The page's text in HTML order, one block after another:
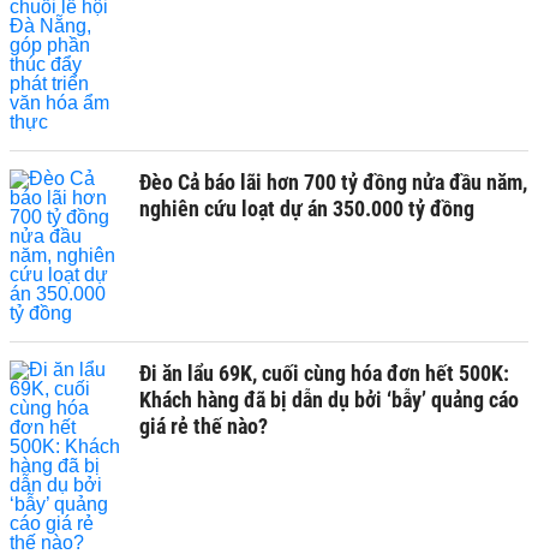
Đèo Cả báo lãi hơn 700 tỷ đồng nửa đầu năm,
nghiên cứu loạt dự án 350.000 tỷ đồng
Đi ăn lẩu 69K, cuối cùng hóa đơn hết 500K:
Khách hàng đã bị dẫn dụ bởi ‘bẫy’ quảng cáo
giá rẻ thế nào?